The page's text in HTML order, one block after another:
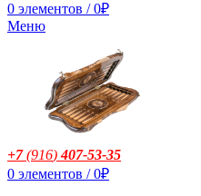
0 элементов / 0₽
Меню
+7(916)407-53-35
0 элементов / 0₽